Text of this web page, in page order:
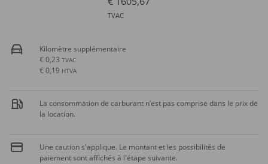
TVAC
Kilomètre supplémentaire
€ 0,23 TVAC
€ 0,19 HTVA
La consommation de carburant n’est pas comprise dans le prix de
la location.
Une caution s'applique. Le montant et les possibilités de
paiement sont affichés à l'étape suivante.